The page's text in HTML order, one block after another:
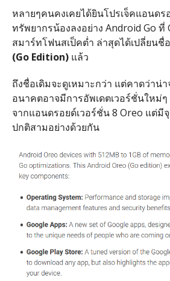
หลายๆคนคงเคยได้ยินโปรเจ็คแอนด
ทรัพยากรน้องลงอย่าง Android Go
สมาร์ทโฟนสเป็คต่ำ ล่าสุดได้เปลี่ยนชื่
(Go Edition)แล้ว
ถึงชื่อเดิมจะดูเหมาะกว่า แต่คาดว่าน่า
อนาคตอาจมีการอัพเดตเวอร์ชั่นใหม่
จากแอนดรอยด์เวอร์ชั่น 8 Oreo แต่มี
ปกติสามอย่างด้วยกัน